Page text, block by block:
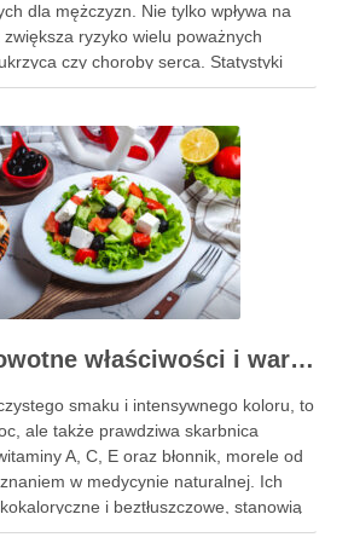
dla mężczyzn. Nie tylko wpływa na
ryzyko wielu poważnych
czy choroby serca. Statystyki
pasa przekraczający 102 cm jest
Morele – zdrowotne właściwości i wartości odżywcze owoców
smaku i intensywnego koloru, to
ale także prawdziwa skarbnica
A, C, E oraz błonnik, morele od
w medycynie naturalnej. Ich
i beztłuszczowe, stanowią
która może wspierać walkę z